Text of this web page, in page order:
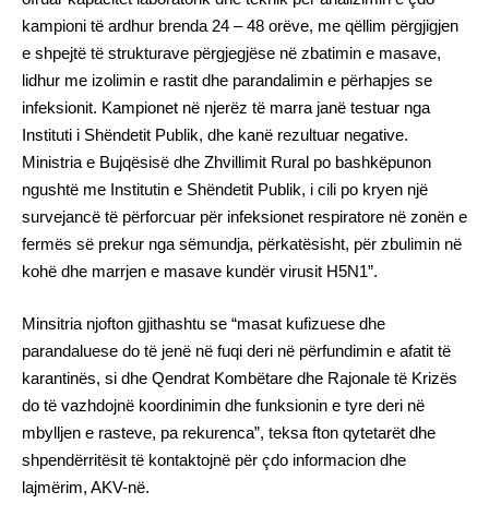
kampioni të ardhur brenda 24 – 48 orëve, me qëllim përgjigjen
e shpejtë të strukturave përgjegjëse në zbatimin e masave,
lidhur me izolimin e rastit dhe parandalimin e përhapjes se
infeksionit. Kampionet në njerëz të marra janë testuar nga
Instituti i Shëndetit Publik, dhe kanë rezultuar negative.
Ministria e Bujqësisë dhe Zhvillimit Rural po bashkëpunon
ngushtë me Institutin e Shëndetit Publik, i cili po kryen një
survejancë të përforcuar për infeksionet respiratore në zonën e
fermës së prekur nga sëmundja, përkatësisht, për zbulimin në
kohë dhe marrjen e masave kundër virusit H5N1”.
Minsitria njofton gjithashtu se “masat kufizuese dhe
parandaluese do të jenë në fuqi deri në përfundimin e afatit të
karantinës, si dhe Qendrat Kombëtare dhe Rajonale të Krizës
do të vazhdojnë koordinimin dhe funksionin e tyre deri në
mbylljen e rasteve, pa rekurenca”, teksa fton qytetarët dhe
shpendërritësit të kontaktojnë për çdo informacion dhe
lajmërim, AKV-në.